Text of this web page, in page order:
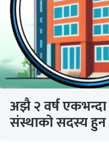
अझै २ वर्ष
संस्थाको सदस्य हुन